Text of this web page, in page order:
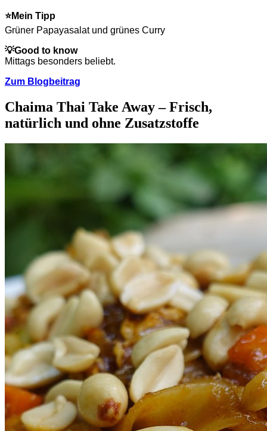
⭐Mein Tipp
Grüner Papayasalat und grünes Curry
💡Good to know
Mittags besonders beliebt.
Zum Blogbeitrag
Chaima Thai Take Away – Frisch,
natürlich und ohne Zusatzstoffe